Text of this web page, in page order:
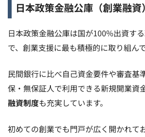
日本政策金融公庫（創業融資）
日本政策金融公庫は国が100%出資す
で、創業支援に最も積極的に取り組んで
民間銀行に比べ自己資金要件や審査基
保・無保証人で利用できる新規開業資
融資制度も充実しています。
初めての創業でも門戸が広く開かれて